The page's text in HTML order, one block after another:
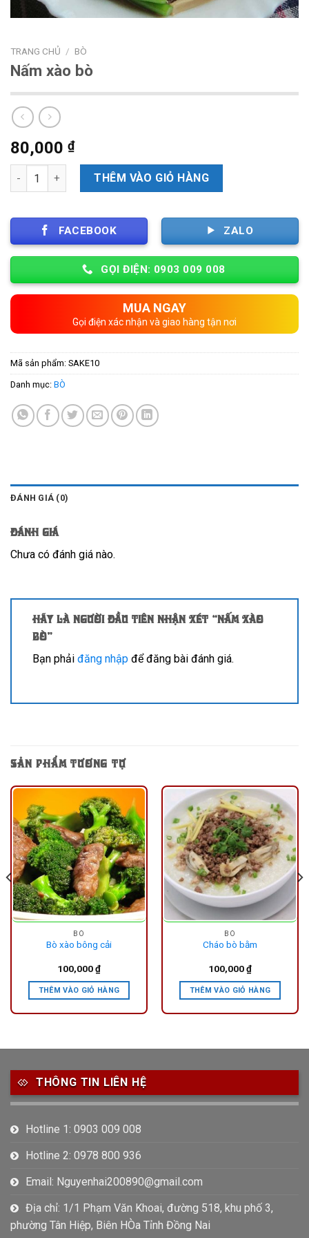
TRANG CHỦ / BÒ
Nấm xào bò
80,000 ₫
Số lượng THÊM VÀO GIỎ HÀNG
FACEBOOK ZALO
GỌI ĐIỆN: 0903 009 008
MUA NGAY
Gọi điện xác nhận và giao hàng tận nơi
Mã sản phẩm: SAKE10
Danh mục: BÒ
ĐÁNH GIÁ (0)
Đánh giá
Chưa có đánh giá nào.
Hãy là người đầu tiên nhận xét “Nấm xào
bò”
Bạn phải đăng nhập để đăng bài đánh giá.
SẢN PHẨM TƯƠNG TỰ
BÒ
Bò xào bông cải
100,000₫
THÊM VÀO GIỎ HÀNG
BÒ
Cháo bò bằm
100,000₫
THÊM VÀO GIỎ HÀNG
THÔNG TIN LIÊN HỆ
Hotline 1: 0903 009 008
Hotline 2: 0978 800 936
Email: Nguyenhai200890@gmail.com
Địa chỉ: 1/1 Phạm Văn Khoai, đường 518, khu phố 3,
phường Tân Hiệp, Biên HÒa Tỉnh Đồng Nai